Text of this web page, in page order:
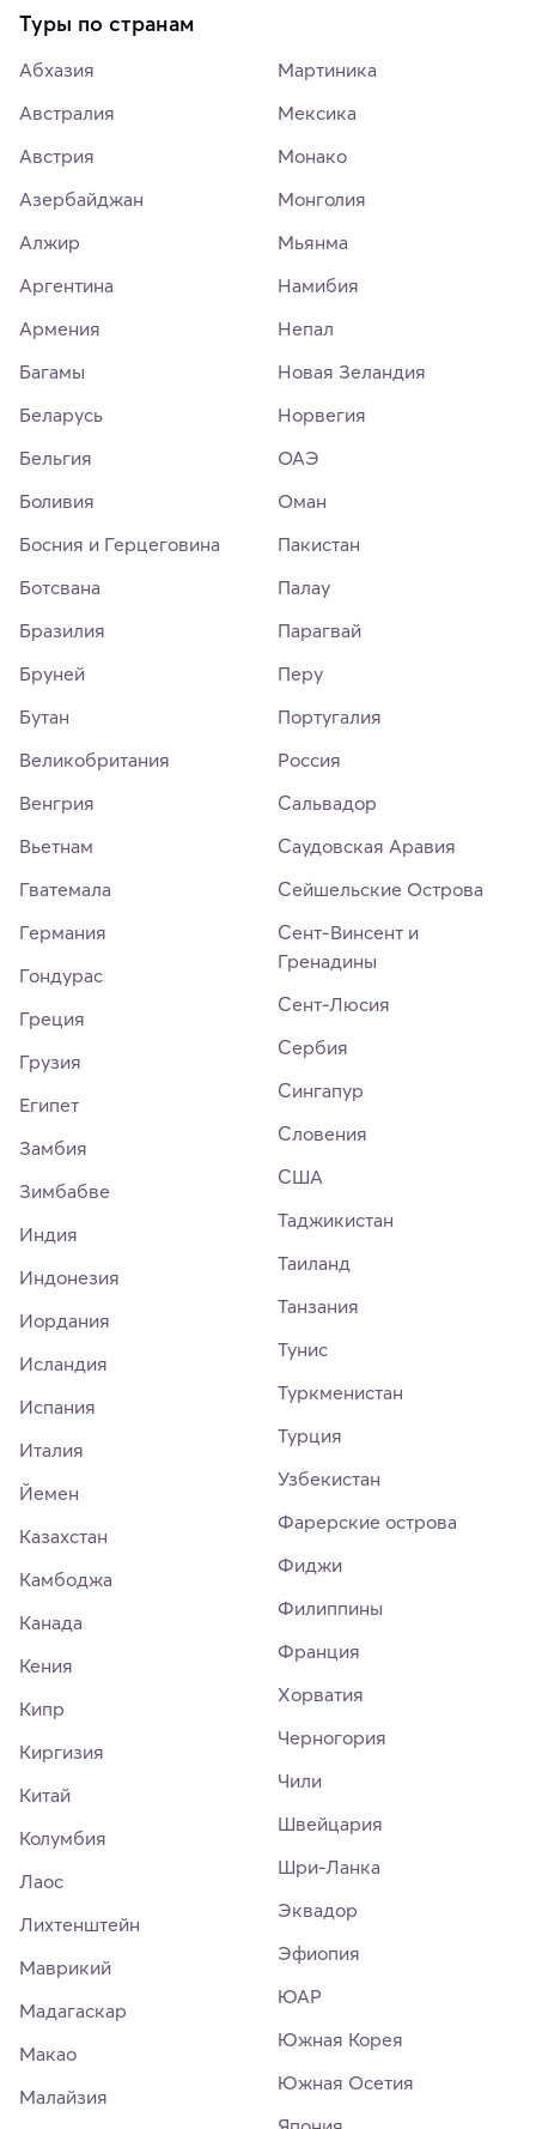
Туры по странам
Абхазия
Австралия
Австрия
Азербайджан
Алжир
Аргентина
Армения
Багамы
Беларусь
Бельгия
Боливия
Босния и Герцеговина
Ботсвана
Бразилия
Бруней
Бутан
Великобритания
Венгрия
Вьетнам
Гватемала
Германия
Гондурас
Греция
Грузия
Египет
Замбия
Зимбабве
Индия
Индонезия
Иордания
Исландия
Испания
Италия
Йемен
Казахстан
Камбоджа
Канада
Кения
Кипр
Киргизия
Китай
Колумбия
Лаос
Лихтенштейн
Маврикий
Мадагаскар
Макао
Малайзия
Мартиника
Мексика
Монако
Монголия
Мьянма
Намибия
Непал
Новая Зеландия
Норвегия
ОАЭ
Оман
Пакистан
Палау
Парагвай
Перу
Португалия
Россия
Сальвадор
Саудовская Аравия
Сейшельские Острова
Сент-Винсент и
Гренадины
Сент-Люсия
Сербия
Сингапур
Словения
США
Таджикистан
Таиланд
Танзания
Тунис
Туркменистан
Турция
Узбекистан
Фарерские острова
Фиджи
Филиппины
Франция
Хорватия
Черногория
Чили
Швейцария
Шри-Ланка
Эквадор
Эфиопия
ЮАР
Южная Корея
Южная Осетия